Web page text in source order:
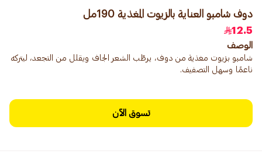
دوف شامبو العناية بالزيوت المغذية 190مل
12.5
الوصف
شامبو بزيوت مغذية من دوف، يرطّب الشعر الجاف ويقلل من التجعد، ليتركه
ناعمًا وسهل التصفيف.
تسوق الآن